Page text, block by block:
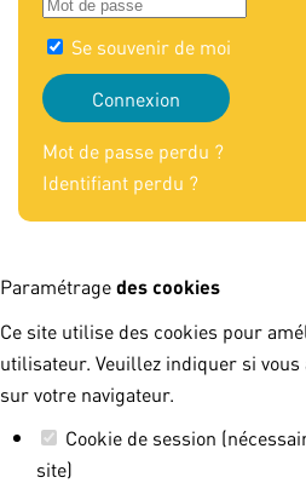
Se souvenir de moi
Connexion
Mot de passe perdu ?
Identifiant perdu ?
Paramétragedes cookies
Ce site utilise des cookies pour
utilisateur. Veuillez indiquer si
sur votre navigateur.
Cookie de session
site)